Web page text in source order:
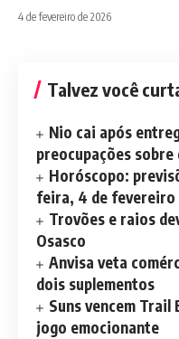
4 de fevereiro de 2026
Talvez você
Nio cai após
preocupações sobre
Horóscopo:
feira, 4 de fevereiro
Trovões e raios
Osasco
Anvisa veta
dois suplementos
Suns vencem Trail
jogo emocionante